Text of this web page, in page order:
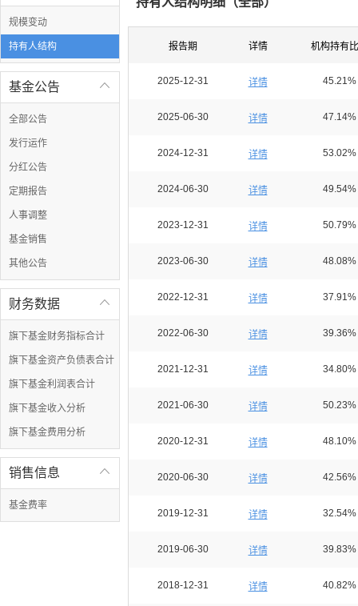
规模变动
持有人结构

基金公告
全部公告
发行运作
分红公告
定期报告
人事调整
基金销售
其他公告

财务数据
旗下基金财务指标合计
旗下基金资产负债表合计
旗下基金利润表合计
旗下基金收入分析
旗下基金费用分析

销售信息
基金费率
报告期 详情 机构持有
2025-12-31 详情 45.21%
2025-06-30 详情 47.14%
2024-12-31 详情 53.02%
2024-06-30 详情 49.54%
2023-12-31 详情 50.79%
2023-06-30 详情 48.08%
2022-12-31 详情 37.91%
2022-06-30 详情 39.36%
2021-12-31 详情 34.80%
2021-06-30 详情 50.23%
2020-12-31 详情 48.10%
2020-06-30 详情 42.56%
2019-12-31 详情 32.54%
2019-06-30 详情 39.83%
2018-12-31 详情 40.82%